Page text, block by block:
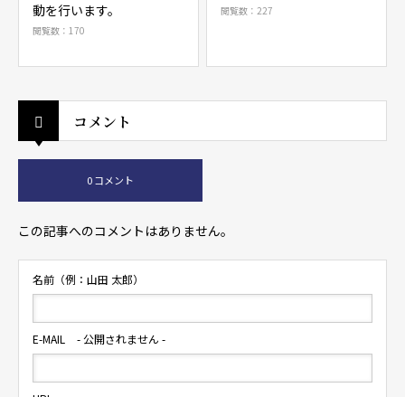
動を行います。
閲覧数：170
閲覧数：227
コメント
0 コメント
この記事へのコメントはありません。
名前（例：山田 太郎）
E-MAIL - 公開されません -